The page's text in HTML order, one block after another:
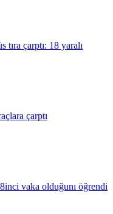
tıra çarptı: 18 yaralı
çarptı
vaka olduğunı öğrendi